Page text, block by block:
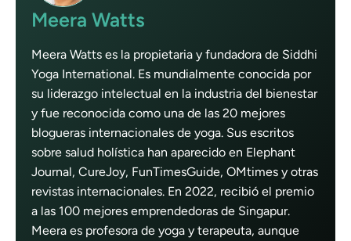
Meera Watts
Meera Watts es la propietaria y fundadora de Siddhi
Yoga International. Es mundialmente conocida por
su liderazgo intelectual en la industria del bienestar
y fue reconocida como una de las 20 mejores
blogueras internacionales de yoga. Sus escritos
sobre salud holística han aparecido en Elephant
Journal, CureJoy, FunTimesGuide, OMtimes y otras
revistas internacionales. En 2022, recibió el premio
a las 100 mejores emprendedoras de Singapur.
Meera es profesora de yoga y terapeuta, aunque